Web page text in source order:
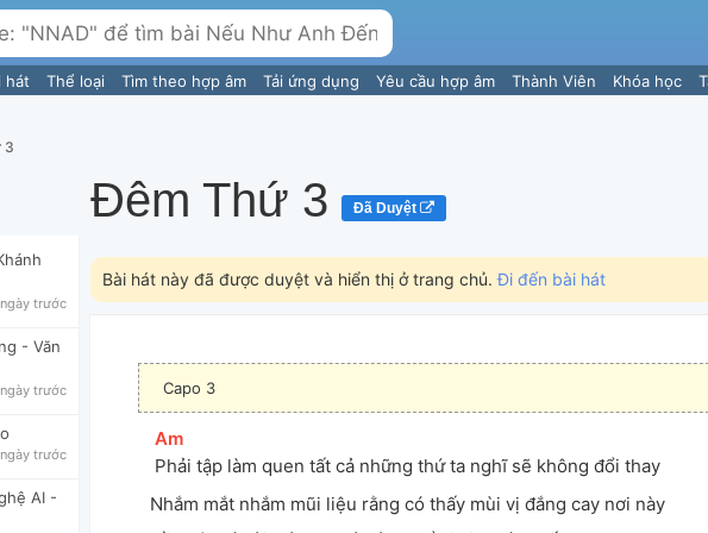
hát Thể loại Tìm theo hợp âm Tải ứng dụng Yêu cầu hợp âm Thành Viên Khóa học
3
trước
- Văn
trước
trước
AI -
Đêm Thứ 3 Đã Duyệt
Bài hát này đã được duyệt và hiển thị ở trang chủ.Đi đến bài hát
Capo 3
[
Am
Phải tập làm quen tất cả những thứ ta nghĩ sẽ không đổi thay
Nhắm mắt nhắm mũi liệu rằng có thấy mùi vị đắng cay nơi này